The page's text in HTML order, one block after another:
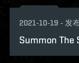
2021-10-19 - 发
Summon The